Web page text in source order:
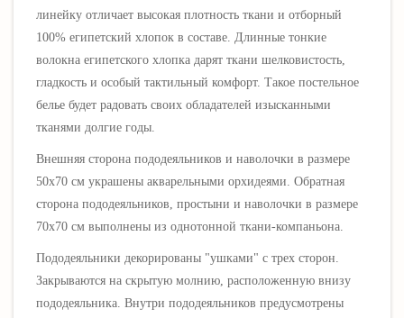
линейку отличает высокая плотность ткани и отборный
100% египетский хлопок в составе. Длинные тонкие
волокна египетского хлопка дарят ткани шелковистость,
гладкость и особый тактильный комфорт. Такое постельное
белье будет радовать своих обладателей изысканными
тканями долгие годы.
Внешняя сторона пододеяльников и наволочки в размере
50х70 см украшены акварельными орхидеями. Обратная
сторона пододеяльников, простыни и наволочки в размере
70х70 см выполнены из однотонной ткани-компаньона.
Пододеяльники декорированы "ушками" с трех сторон.
Закрываются на скрытую молнию, расположенную внизу
пододеяльника. Внутри пододеяльников предусмотрены